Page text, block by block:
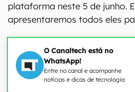
plataforma neste 5 de junho.
apresentaremos todos eles
O Canaltech está no
WhatsApp!
Entre no canal e acompanhe
notícias e dicas de tecnologia